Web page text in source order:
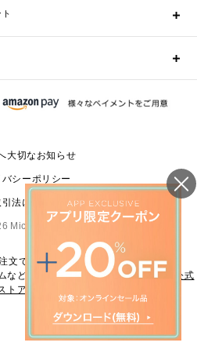
名刺入れ
すか？
分送ってもらえますか？
ないのですが？
大切なお知らせ
バシーポリシー
法に基づく表記
Michael Kors
文で送料無料にてお届けします
などの最新情報は、マイケル・コース公式
トア